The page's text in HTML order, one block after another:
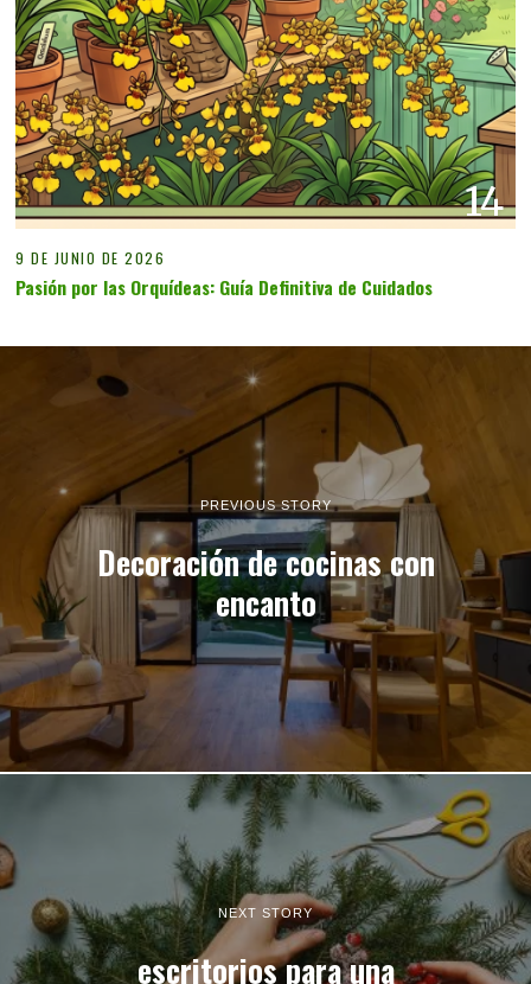
14
9 DE JUNIO DE 2026
Pasión por las Orquídeas: Guía Definitiva de Cuidados
PREVIOUS STORY
Decoración de cocinas con
encanto
NEXT STORY
escritorios para una